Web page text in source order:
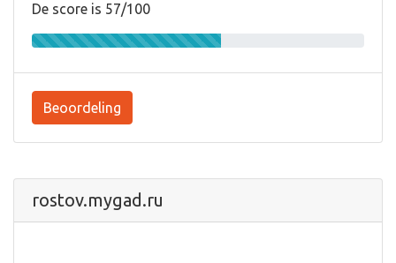
De score is 57/100
Beoordeling
rostov.mygad.ru